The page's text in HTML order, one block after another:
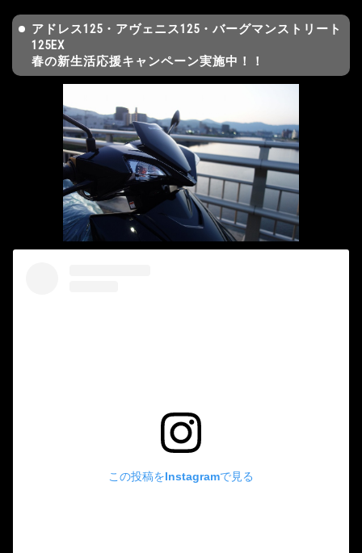
アドレス125・アヴェニス125・バーグマンストリート
125EX
春の新生活応援キャンペーン実施中！！
この投稿をInstagramで見る